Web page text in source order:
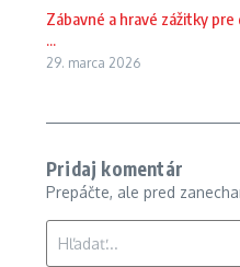
Zábavné a hravé zážitky
...
29. marca 2026
Pridaj komentár
Prepáčte, ale pred